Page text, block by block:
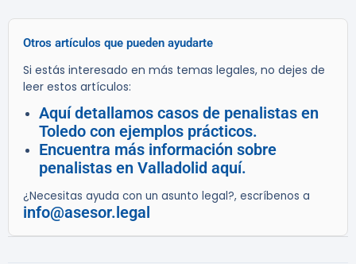
Otros artículos que pueden ayudarte
Si estás interesado en más temas legales, no dejes de
leer estos artículos:
Aquí detallamos casos de penalistas en
Toledo con ejemplos prácticos.
Encuentra más información sobre
penalistas en Valladolid aquí.
¿Necesitas ayuda con un asunto legal?, escríbenos a
info@asesor.legal